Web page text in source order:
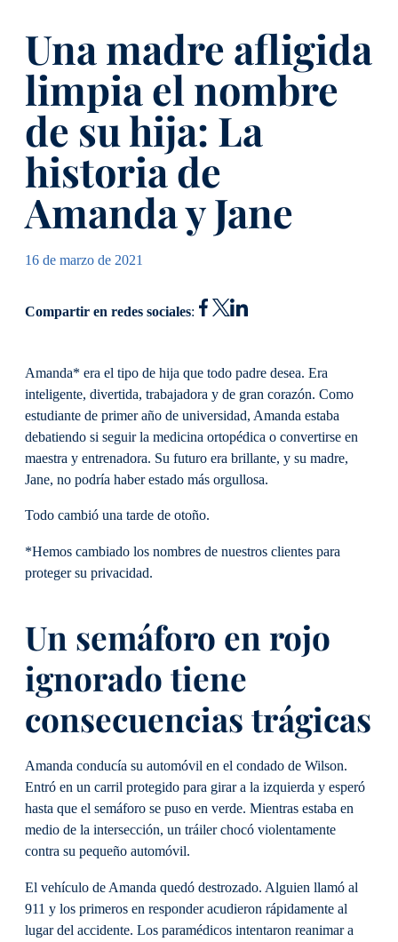
Una madre afligida
limpia el nombre
de su hija: La
historia de
Amanda y Jane
16 de marzo de 2021
Compartir en redes sociales:
Amanda* era el tipo de hija que todo padre desea. Era
inteligente, divertida, trabajadora y de gran corazón. Como
estudiante de primer año de universidad, Amanda estaba
debatiendo si seguir la medicina ortopédica o convertirse en
maestra y entrenadora. Su futuro era brillante, y su madre,
Jane, no podría haber estado más orgullosa.
Todo cambió una tarde de otoño.
*Hemos cambiado los nombres de nuestros clientes para
proteger su privacidad.
Un semáforo en rojo
ignorado tiene
consecuencias trágicas
Amanda conducía su automóvil en el condado de Wilson.
Entró en un carril protegido para girar a la izquierda y esperó
hasta que el semáforo se puso en verde. Mientras estaba en
medio de la intersección, un tráiler chocó violentamente
contra su pequeño automóvil.
El vehículo de Amanda quedó destrozado. Alguien llamó al
911 y los primeros en responder acudieron rápidamente al
lugar del accidente. Los paramédicos intentaron reanimar a